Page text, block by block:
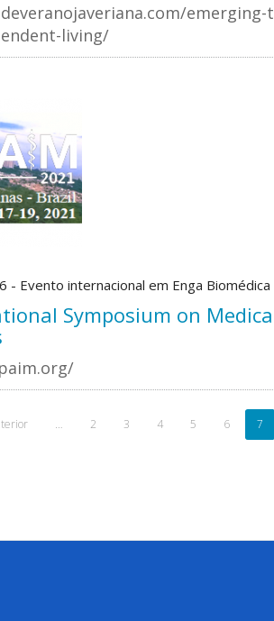
living/
Evento internacional em Enga Biomédica
Symposium on
… 2 3 4 5 6 7